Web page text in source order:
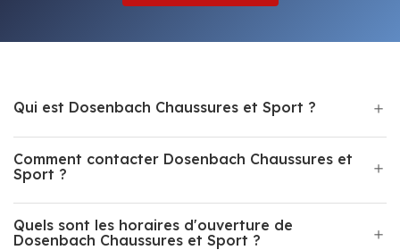
Qui est Dosenbach Chaussures et Sport ?
Comment contacter Dosenbach Chaussures et
Sport ?
Quels sont les horaires d'ouverture de
Dosenbach Chaussures et Sport ?